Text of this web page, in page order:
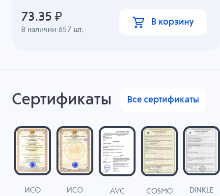
В наличии657 шт.
73.35 ₽ В корзину
Сертификаты Все сертификаты
ИСО
ИСО
AVC COSMO DINKLE